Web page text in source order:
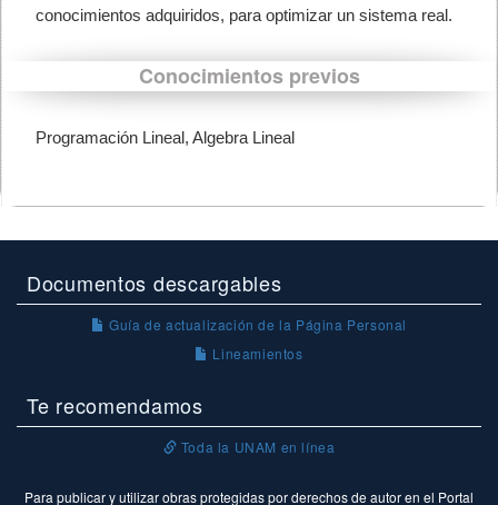
conocimientos adquiridos, para optimizar un sistema real.
Conocimientos previos
Programación Lineal, Algebra Lineal
Documentos descargables
Guía de actualización de la Página Personal
Lineamientos
Te recomendamos
Toda la UNAM en línea
Para publicar y utilizar obras protegidas por derechos de autor en el Portal